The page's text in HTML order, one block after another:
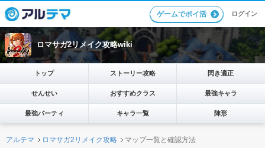
ゲームでポイ活 ログイン
ロマサガ2リメイク攻略wiki
トップ ストーリー攻略 閃き適正
せんせい おすすめクラス 最強キャラ
最強パーティ キャラ一覧 陣形
アルテマ ロマサガ2リメイク攻略 マップ一覧と確認方法